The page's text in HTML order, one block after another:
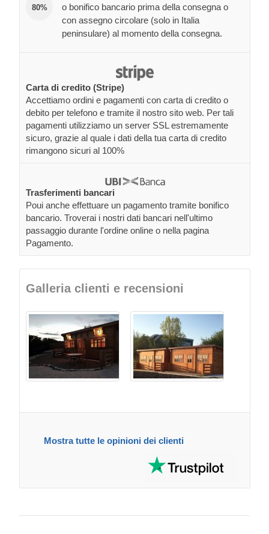
80%
o bonifico bancario prima della consegna o
con assegno circolare (solo in Italia
peninsulare) al momento della consegna.
Carta di credito (Stripe)
Accettiamo ordini e pagamenti con carta di credito o
debito per telefono e tramite il nostro sito web. Per tali
pagamenti utilizziamo un server SSL estremamente
sicuro, grazie al quale i dati della tua carta di credito
rimangono sicuri al 100%
Trasferimenti bancari
Poui anche effettuare un pagamento tramite bonifico
bancario. Troverai i nostri dati bancari nell'ultimo
passaggio durante l'ordine online o nella pagina
Pagamento.
Galleria clienti e recensioni
Mostra tutte le opinioni dei clienti